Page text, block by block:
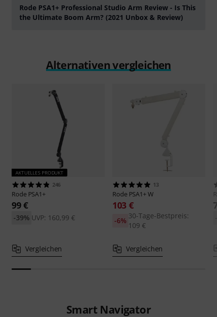
Rode PSA1+ Professional Studio Arm Review - Is This
the Ultimate Boom Arm? (2021 Unbox & Review)
Alternativen vergleichen
AKTUELLES PRODUKT
246
Rode PSA1+
99 €
UVP: 160,99 €
-39%
Vergleichen
13
Rode PSA1+ W
103 €
30-Tage-Bestpreis:
109 €
-6%
Vergleichen
Smart Navigator